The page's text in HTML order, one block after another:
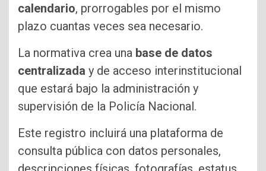
calendario, prorrogables por el mismo
plazo cuantas veces sea necesario.
La normativa crea una base de datos
centralizada y de acceso interinstitucional
que estará bajo la administración y
supervisión de la Policía Nacional.
Este registro incluirá una plataforma de
consulta pública con datos personales,